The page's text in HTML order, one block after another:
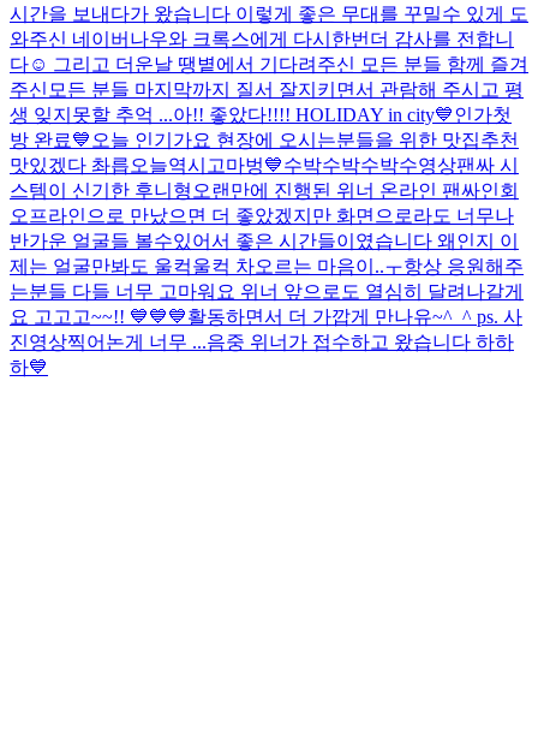
시간을 보내다가 왔습니다 이렇게 좋은 무대를 꾸밀수 있게 도
와주신 네이버나우와 크록스에게 다시한번더 감사를 전합니
다☺️ 그리고 더운날 땡볕에서 기다려주신 모든 분들 함께 즐겨
주신모든 분들 마지막까지 질서 잘지키면서 관람해 주시고 평
생 잊지못할 추억 ...아!! 좋았다!!!! HOLIDAY in city💙인가첫
방 완료💙 오늘 인기가요 현장에 오시는분들을 위한 맛집추천
맛있겠다 촤릅오늘역시고마벙💙수박수박수박수영상팬싸 시
스템이 신기한 후니형 오랜만에 진행된 위너 온라인 팬싸인회
오프라인으로 만났으면 더 좋았겠지만 화면으로라도 너무나
반가운 얼굴들 볼수있어서 좋은 시간들이였습니다 왜인지 이
제는 얼굴만봐도 울컥울컥 차오르는 마음이..ㅜ항상 응원해주
는분들 다들 너무 고마워요 위너 앞으로도 열심히 달려나갈게
요 고고고~~!! 💙💙💙활동하면서 더 가깝게 만나유~^_^ ps. 사
진영상찍어논게 너무 ...음중 위너가 접수하고 왔습니다 하하
하💙